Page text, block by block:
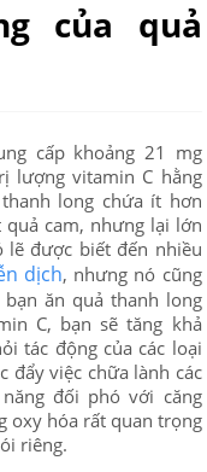
của quả
cấp khoảng 21 mg
lượng vitamin C hằng
long chứa ít hơn
cam, nhưng lại lớn
lẽ được biết đến nhiều
dịch, nhưng nó cũng
ăn quả thanh long
C, bạn sẽ tăng khả
tác động của các loại
đẩy việc chữa lành các
đối phó với căng
oxy hóa rất quan trọng
riêng.